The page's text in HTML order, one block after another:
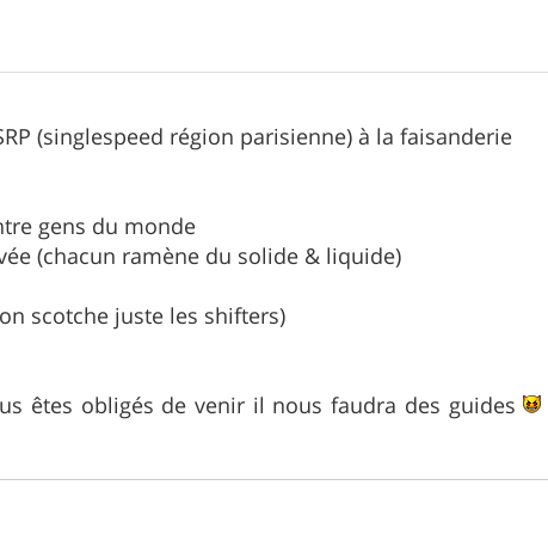
(singlespeed région parisienne) à la faisanderie
gens du monde
(chacun ramène du solide & liquide)
scotche juste les shifters)
êtes obligés de venir il nous faudra des guides